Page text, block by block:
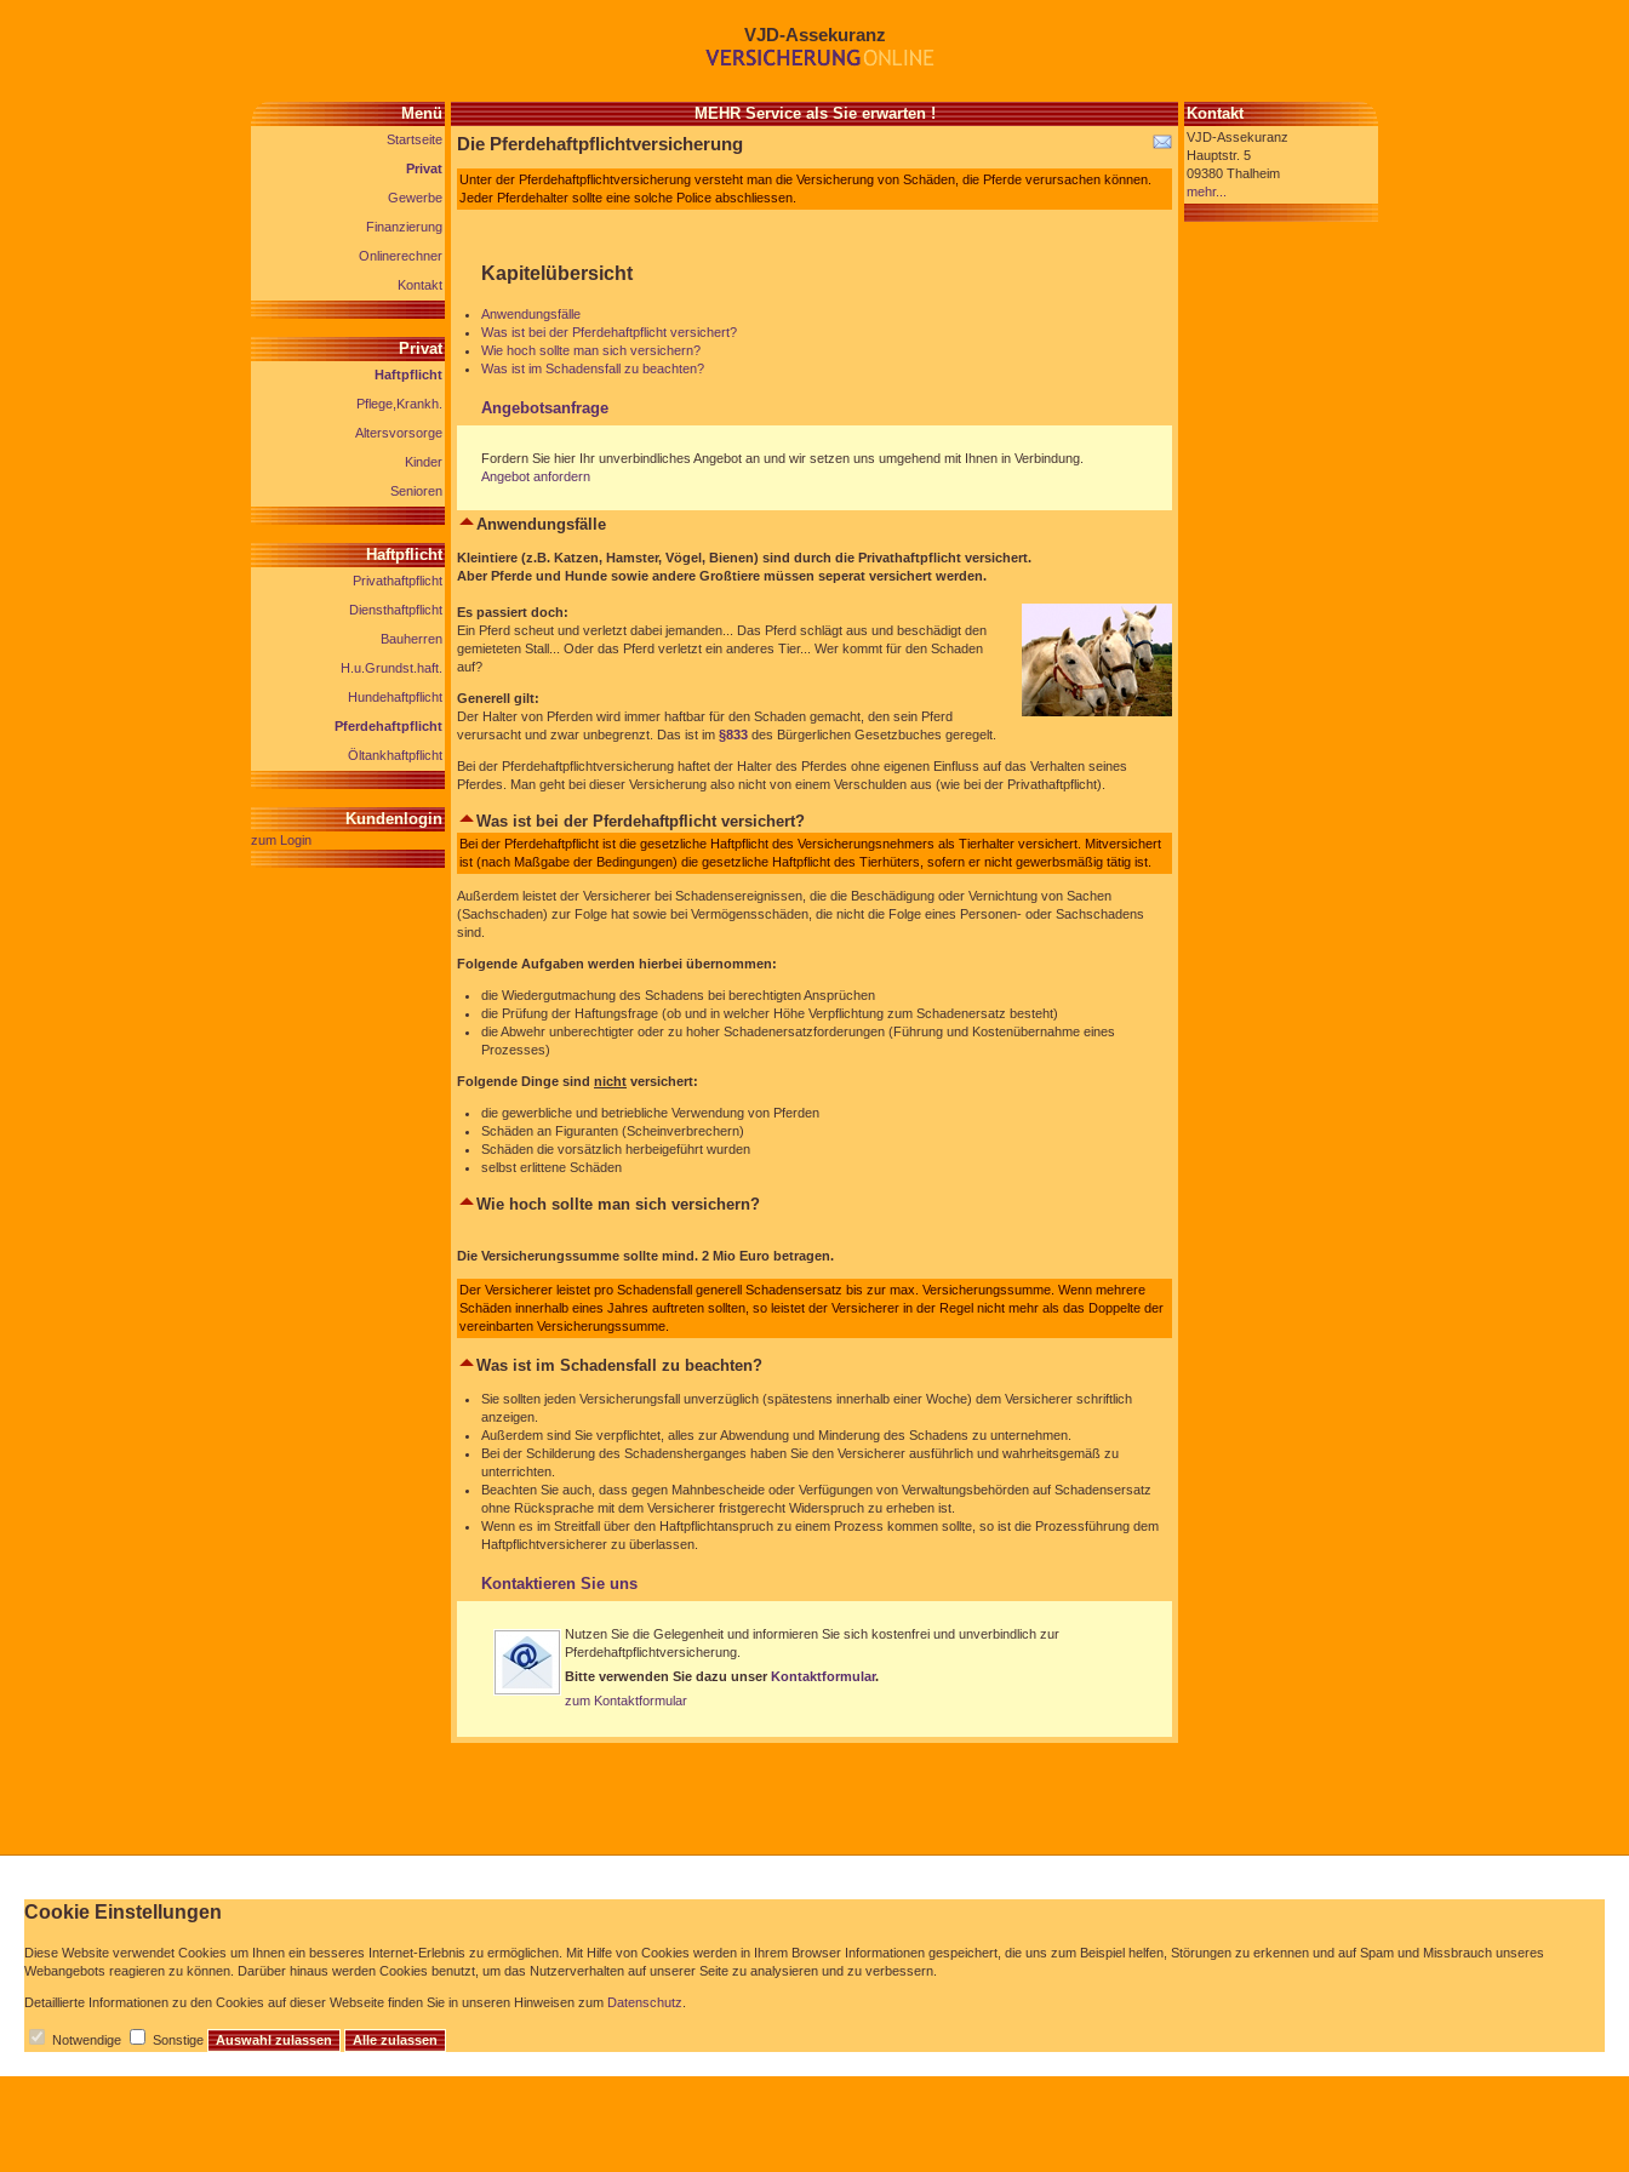
VJD-Assekuranz
Menü
Startseite
Privat
Gewerbe
Finanzierung
Onlinerechner
Kontakt
Privat
Haftpflicht
Pflege,Krankh.
Altersvorsorge
Kinder
Senioren
Haftpflicht
Privathaftpflicht
Diensthaftpflicht
Bauherren
H.u.Grundst.haft.
Hundehaftpflicht
Pferdehaftpflicht
Öltankhaftpflicht
Kundenlogin
zum Login
MEHR Service als Sie erwarten !
Die Pferdehaftpflichtversicherung
Unter der Pferdehaftpflichtversicherung versteht man die Versicherung von Schäden, die Pferde verursachen können.
Jeder Pferdehalter sollte eine solche Police abschliessen.
Kapitelübersicht
Anwendungsfälle
Was ist bei der Pferdehaftpflicht versichert?
Wie hoch sollte man sich versichern?
Was ist im Schadensfall zu beachten?
Angebotsanfrage
Fordern Sie hier Ihr unverbindliches Angebot an und wir setzen uns umgehend mit Ihnen in Verbindung.
Angebot anfordern
Anwendungsfälle
Kleintiere (z.B. Katzen, Hamster, Vögel, Bienen) sind durch die Privathaftpflicht versichert.
Aber Pferde und Hunde sowie andere Großtiere müssen seperat versichert werden.
Es passiert doch:
Ein Pferd scheut und verletzt dabei jemanden... Das Pferd schlägt aus und beschädigt den
gemieteten Stall... Oder das Pferd verletzt ein anderes Tier... Wer kommt für den Schaden
auf?
Generell gilt:
Der Halter von Pferden wird immer haftbar für den Schaden gemacht, den sein Pferd
verursacht und zwar unbegrenzt. Das ist im §833 des Bürgerlichen Gesetzbuches geregelt.
Bei der Pferdehaftpflichtversicherung haftet der Halter des Pferdes ohne eigenen Einfluss auf das Verhalten seines
Pferdes. Man geht bei dieser Versicherung also nicht von einem Verschulden aus (wie bei der Privathaftpflicht).
Was ist bei der Pferdehaftpflicht versichert?
Bei der Pferdehaftpflicht ist die gesetzliche Haftpflicht des Versicherungsnehmers als Tierhalter versichert. Mitversichert
ist (nach Maßgabe der Bedingungen) die gesetzliche Haftpflicht des Tierhüters, sofern er nicht gewerbsmäßig tätig ist.
Außerdem leistet der Versicherer bei Schadensereignissen, die die Beschädigung oder Vernichtung von Sachen
(Sachschaden) zur Folge hat sowie bei Vermögensschäden, die nicht die Folge eines Personen- oder Sachschadens
sind.
Folgende Aufgaben werden hierbei übernommen:
die Wiedergutmachung des Schadens bei berechtigten Ansprüchen
die Prüfung der Haftungsfrage (ob und in welcher Höhe Verpflichtung zum Schadenersatz besteht)
die Abwehr unberechtigter oder zu hoher Schadenersatzforderungen (Führung und Kostenübernahme eines
Prozesses)
Folgende Dinge sind nicht versichert:
die gewerbliche und betriebliche Verwendung von Pferden
Schäden an Figuranten (Scheinverbrechern)
Schäden die vorsätzlich herbeigeführt wurden
selbst erlittene Schäden
Wie hoch sollte man sich versichern?
Die Versicherungssumme sollte mind. 2 Mio Euro betragen.
Der Versicherer leistet pro Schadensfall generell Schadensersatz bis zur max. Versicherungssumme. Wenn mehrere
Schäden innerhalb eines Jahres auftreten sollten, so leistet der Versicherer in der Regel nicht mehr als das Doppelte der
vereinbarten Versicherungssumme.
Was ist im Schadensfall zu beachten?
Sie sollten jeden Versicherungsfall unverzüglich (spätestens innerhalb einer Woche) dem Versicherer schriftlich
anzeigen.
Außerdem sind Sie verpflichtet, alles zur Abwendung und Minderung des Schadens zu unternehmen.
Bei der Schilderung des Schadensherganges haben Sie den Versicherer ausführlich und wahrheitsgemäß zu
unterrichten.
Beachten Sie auch, dass gegen Mahnbescheide oder Verfügungen von Verwaltungsbehörden auf Schadensersatz
ohne Rücksprache mit dem Versicherer fristgerecht Widerspruch zu erheben ist.
Wenn es im Streitfall über den Haftpflichtanspruch zu einem Prozess kommen sollte, so ist die Prozessführung dem
Haftpflichtversicherer zu überlassen.
Kontaktieren Sie uns
Nutzen Sie die Gelegenheit und informieren Sie sich kostenfrei und unverbindlich zur
Pferdehaftpflichtversicherung.
Bitte verwenden Sie dazu unser Kontaktformular.
zum Kontaktformular
Kontakt
VJD-Assekuranz
Hauptstr. 5
09380 Thalheim
mehr...
Cookie Einstellungen
Diese Website verwendet Cookies um Ihnen ein besseres Internet-Erlebnis zu ermöglichen. Mit Hilfe von Cookies werden in Ihrem Browser Informationen gespeichert, die uns zum Beispiel helfen, Störungen zu erkennen und auf Spam und Missbrauch unseres
Webangebots reagieren zu können. Darüber hinaus werden Cookies benutzt, um das Nutzerverhalten auf unserer Seite zu analysieren und zu verbessern.
Detaillierte Informationen zu den Cookies auf dieser Webseite finden Sie in unseren Hinweisen zum Datenschutz
Notwendige Sonstige Auswahl zulassen Alle zulassen